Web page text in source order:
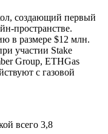
создающий первый
пространстве.
в размере $12 млн.
участии Stake
Group, ETHGas
с газовой
всего 3,8